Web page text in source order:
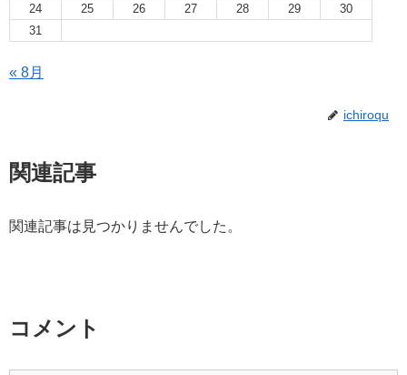
24
25 26 27 28 29
30
31
« 8月
ichiroqu
関連記事
関連記事は見つかりませんでした。
コメント